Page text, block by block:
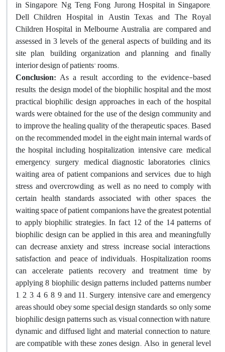
in Singapore, Ng Teng Fong Jurong Hospital in Singapore,
Dell Children Hospital in Austin Texas, and The Royal
Children Hospital in Melbourne Australia, are compared and
assessed in 3 levels of the general aspects of building and its
site plan, building organization and planning, and finally
interior design of patients' rooms.
Conclusion: As a result, according to the evidence-based
results, the design model of the biophilic hospital and the most
practical biophilic design approaches in each of the hospital
wards were obtained for the use of the design community and
to improve the healing quality of the therapeutic spaces. Based
on the recommended model, in the eight main internal wards of
the hospital including hospitalization, intensive care, medical
emergency, surgery, medical diagnostic laboratories, clinics,
waiting area of patient companions and services, due to high
stress and overcrowding, as well as no need to comply with
certain health standards associated with other spaces, the
waiting space of patient companions have the greatest potential
to apply biophilic strategies. In fact, 12 of the 14 patterns of
biophilic design can be applied in this area, and meaningfully
can decrease anxiety and stress, increase social interactions,
satisfaction, and peace of individuals. Hospitalization rooms
can accelerate patients recovery and treatment time by
applying 8 biophilic design patterns included patterns number
1, 2, 3, 4, 6, 8, 9, and 11. Surgery, intensive care and emergency
areas should obey some special design standards, so only some
biophilic design patterns such as; visual connection with nature,
dynamic and diffused light and material connection to nature,
are compatible with these zones design. Also, in general level